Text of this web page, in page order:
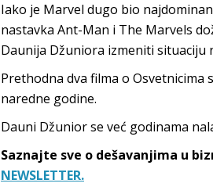
Iako je Marvel dugo bio
nastavka Ant-Man i The Marvels
Daunija Džuniora izmeniti situaciju
Prethodna dva filma o Osvetnicima
naredne godine.
Dauni Džunior se već godinama
Saznajte sve o dešavanjima u
NEWSLETTER.